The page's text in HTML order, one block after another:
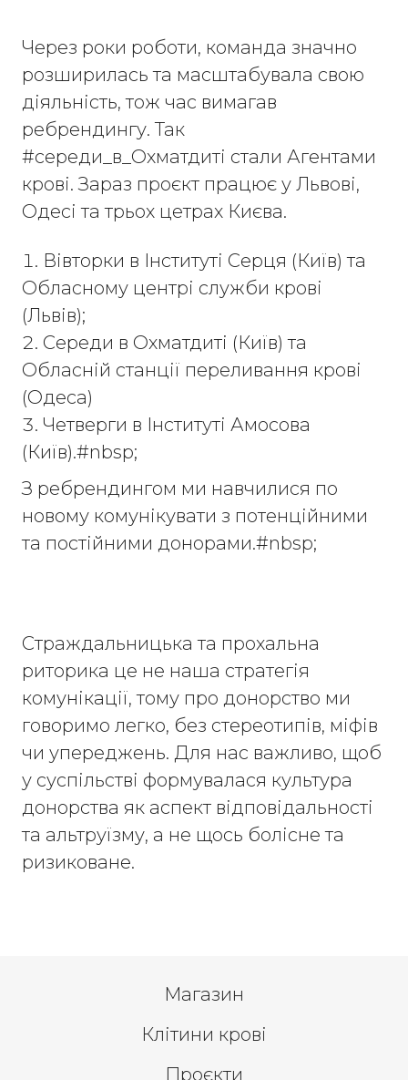
Через роки роботи, команда значно
розширилась та масштабувала свою
діяльність, тож час вимагав
ребрендингу. Так
#середи_в_Охматдиті стали Агентами
крові. Зараз проєкт працює у Львові,
Одесі та трьох цетрах Києва.
Вівторки в Інституті Серця (Київ) та
Обласному центрі служби крові
(Львів);
Середи в Охматдиті (Київ) та
Обласній станції переливання крові
(Одеса)
Четверги в Інституті Амосова
(Київ).#nbsp;
З ребрендингом ми навчилися по
новому комунікувати з потенційними
та постійними донорами.#nbsp;
Страждальницька та прохальна
риторика це не наша стратегія
комунікації, тому про донорство ми
говоримо легко, без стереотипів, міфів
чи упереджень. Для нас важливо, щоб
у суспільстві формувалася культура
донорства як аспект відповідальності
та альтруїзму, а не щось болісне та
ризиковане.
Магазин
Клітини крові
Проєкти